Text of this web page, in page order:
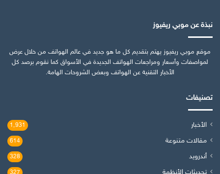
نبذة عن موبي ريفيوز
موقع موبي ريفيوز يهتم بتقديم كل ما هو جديد في عالم الهواتف من خلال عرض
لمواصفات وأسعار ومراجعات الهواتف الجديدة في الأسواق كما نقوم برصد كل
الأخبار التقنية عن الهواتف وبعض الشروحات الهامة.
تصنيفات
الأخبار 1٬931
مقالات متنوعة 614
أندرويد 328
327